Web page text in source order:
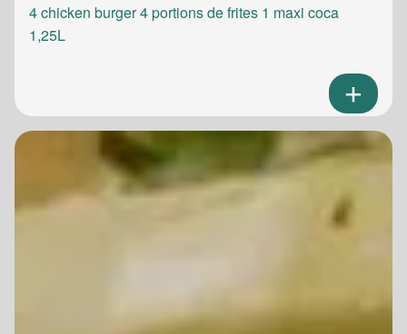
4 chicken burger 4 portions de frites 1 maxi coca
1,25L